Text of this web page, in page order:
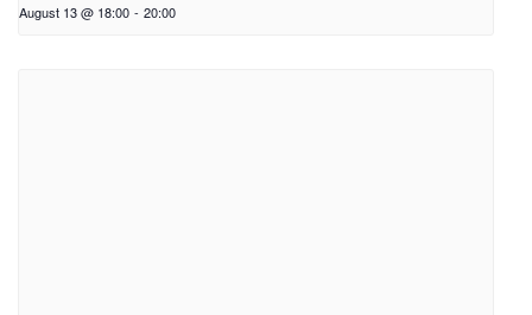
August 13 @ 18:00 - 20:00